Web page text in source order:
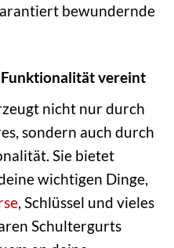
bewundernde
Funktionalität vereint
nicht nur durch
sondern auch durch
Sie bietet
wichtigen Dinge,
, Schlüssel und vieles
Schultergurts